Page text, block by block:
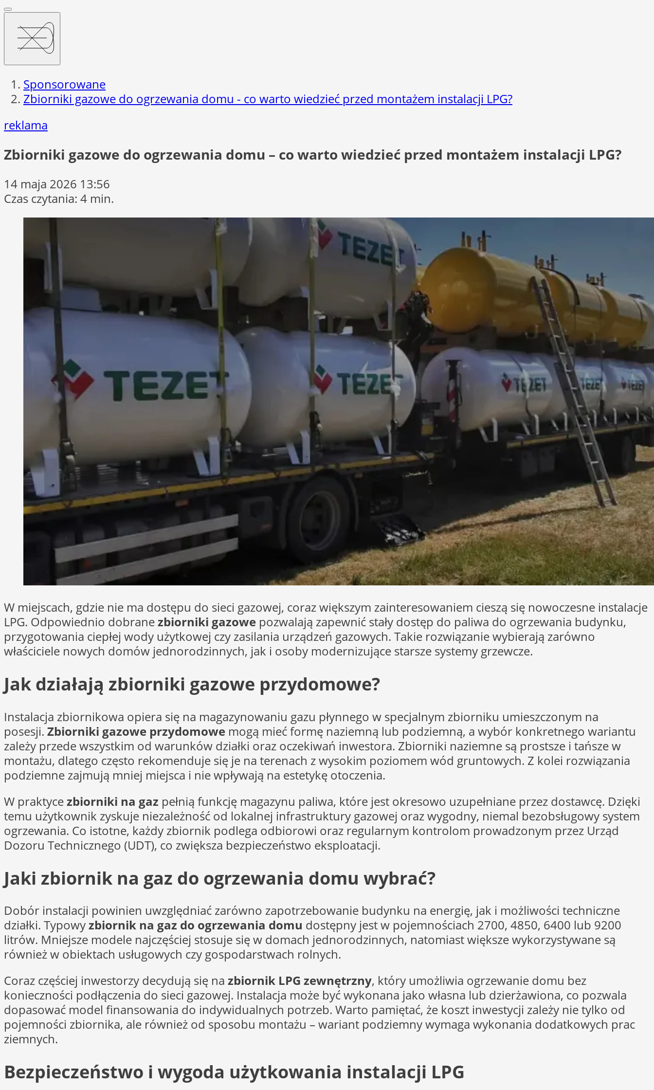
Sponsorowane
Zbiorniki gazowe do ogrzewania domu - co warto wiedzieć przed montażem instalacji LPG?
reklama
Zbiorniki gazowe do ogrzewania domu – co warto wiedzieć przed montażem instalacji LPG?
14 maja 2026 13:56
Czas czytania: 4 min.
W miejscach, gdzie nie ma dostępu do sieci gazowej, coraz większym zainteresowaniem cieszą się nowoczesne instalacje
LPG. Odpowiednio dobranezbiorniki gazowe pozwalają zapewnić stały dostęp do paliwa do ogrzewania budynku,
przygotowania ciepłej wody użytkowej czy zasilania urządzeń gazowych. Takie rozwiązanie wybierają zarówno
właściciele nowych domów jednorodzinnych, jak i osoby modernizujące starsze systemy grzewcze.
Jak działają zbiorniki gazowe przydomowe?
Instalacja zbiornikowa opiera się na magazynowaniu gazu płynnego w specjalnym zbiorniku umieszczonym na
posesji. Zbiorniki gazowe przydomowe mogą mieć formę naziemną lub podziemną, a wybór konkretnego wariantu
zależy przede wszystkim od warunków działki oraz oczekiwań inwestora. Zbiorniki naziemne są prostsze i tańsze w
montażu, dlatego często rekomenduje się je na terenach z wysokim poziomem wód gruntowych. Z kolei rozwiązania
podziemne zajmują mniej miejsca i nie wpływają na estetykę otoczenia.
W praktycezbiorniki na gaz pełnią funkcję magazynu paliwa, które jest okresowo uzupełniane przez dostawcę. Dzięki
temu użytkownik zyskuje niezależność od lokalnej infrastruktury gazowej oraz wygodny, niemal bezobsługowy system
ogrzewania. Co istotne, każdy zbiornik podlega odbiorowi oraz regularnym kontrolom prowadzonym przez Urząd
Dozoru Technicznego (UDT), co zwiększa bezpieczeństwo eksploatacji.
Jaki zbiornik na gaz do ogrzewania domu wybrać?
Dobór instalacji powinien uwzględniać zarówno zapotrzebowanie budynku na energię, jak i możliwości techniczne
działki. Typowyzbiornik na gaz do ogrzewania domu dostępny jest w pojemnościach 2700, 4850, 6400 lub 9200
litrów. Mniejsze modele najczęściej stosuje się w domach jednorodzinnych, natomiast większe wykorzystywane są
również w obiektach usługowych czy gospodarstwach rolnych.
Coraz częściej inwestorzy decydują się na zbiornik LPG zewnętrzny, który umożliwia ogrzewanie domu bez
konieczności podłączenia do sieci gazowej. Instalacja może być wykonana jako własna lub dzierżawiona, co pozwala
dopasować model finansowania do indywidualnych potrzeb. Warto pamiętać, że koszt inwestycji zależy nie tylko od
pojemności zbiornika, ale również od sposobu montażu – wariant podziemny wymaga wykonania dodatkowych prac
ziemnych.
Bezpieczeństwo i wygoda użytkowania instalacji LPG